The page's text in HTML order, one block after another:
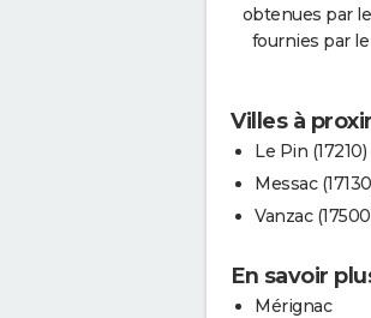
obtenues par
fournies par
Villes à
Le Pin (17210)
Messac
Vanzac
En savoir
Mérignac